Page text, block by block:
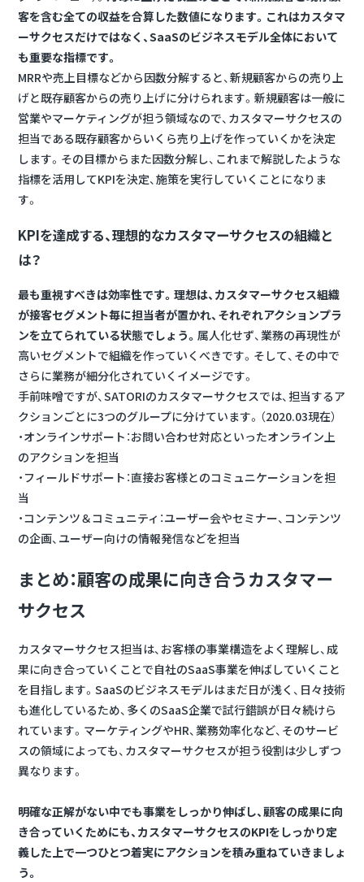
客を含む全ての収益を合算した数値になります。これはカスタマ
ーサクセスだけではなく、SaaSのビジネスモデル全体において
も重要な指標です。
MRRや売上目標などから因数分解すると、新規顧客からの売り上
げと既存顧客からの売り上げに分けられます。新規顧客は一般に
営業やマーケティングが担う領域なので、カスタマーサクセスの
担当である既存顧客からいくら売り上げを作っていくかを決定
します。その目標からまた因数分解し、これまで解説したような
指標を活用してKPIを決定、施策を実行していくことになりま
す。
KPIを達成する、理想的なカスタマーサクセスの組織と
は？
最も重視すべきは効率性です。理想は、カスタマーサクセス組織
が接客セグメント毎に担当者が置かれ、それぞれアクションプラ
ンを立てられている状態でしょう。 属人化せず、業務の再現性が
高いセグメントで組織を作っていくべきです。そして、その中で
さらに業務が細分化されていくイメージです。
手前味噌ですが、SATORIのカスタマーサクセスでは、担当するア
クションごとに3つのグループに分けています。（2020.03現在）
・オンラインサポート：お問い合わせ対応といったオンライン上
のアクションを担当
・フィールドサポート：直接お客様とのコミュニケーションを担
当
・コンテンツ＆コミュニティ：ユーザー会やセミナー、コンテンツ
の企画、ユーザー向けの情報発信などを担当
まとめ：顧客の成果に向き合うカスタマー
サクセス
カスタマーサクセス担当は、お客様の事業構造をよく理解し、成
果に向き合っていくことで自社のSaaS事業を伸ばしていくこと
を目指します。SaaSのビジネスモデルはまだ日が浅く、日々技術
も進化しているため、多くのSaaS企業で試行錯誤が日々続けら
れています。マーケティングやHR、業務効率化など、そのサービ
スの領域によっても、カスタマーサクセスが担う役割は少しずつ
異なります。
明確な正解がない中でも事業をしっかり伸ばし、顧客の成果に向
き合っていくためにも、カスタマーサクセスのKPIをしっかり定
義した上で一つひとつ着実にアクションを積み重ねていきましょ
う。